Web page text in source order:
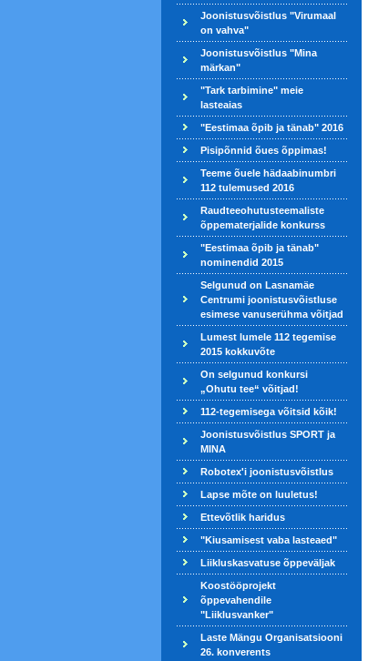
Joonistusvõistlus "Virumaal
on vahva"
Joonistusvõistlus "Mina
märkan"
"Tark tarbimine" meie
lasteaias
"Eestimaa õpib ja tänab" 2016
Pisipõnnid õues õppimas!
Teeme õuele hädaabinumbri
112 tulemused 2016
Raudteeohutusteemaliste
õppematerjalide konkurss
"Eestimaa õpib ja tänab"
nominendid 2015
Selgunud on Lasnamäe
Centrumi joonistusvõistluse
esimese vanuserühma võitjad
Lumest lumele 112 tegemise
2015 kokkuvõte
On selgunud konkursi
„Ohutu tee“ võitjad!
112-tegemisega võitsid kõik!
Joonistusvõistlus SPORT ja
MINA
Robotex'i joonistusvõistlus
Lapse mõte on luuletus!
Ettevõtlik haridus
"Kiusamisest vaba lasteaed"
Liikluskasvatuse õppeväljak
Koostööprojekt
õppevahendile
"Liiklusvanker"
Laste Mängu Organisatsiooni
26. konverents